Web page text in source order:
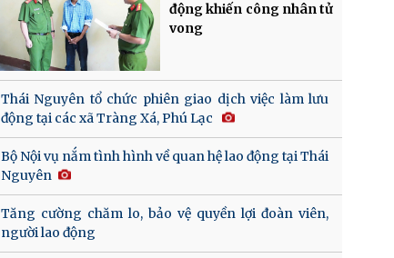
động khiến công nhân tử
vong
Thái Nguyên tổ chức phiên giao dịch việc làm lưu
động tại các xã Tràng Xá, Phú Lạc
Bộ Nội vụ nắm tình hình về quan hệ lao động tại Thái
Nguyên
Tăng cường chăm lo, bảo vệ quyền lợi đoàn viên,
người lao động